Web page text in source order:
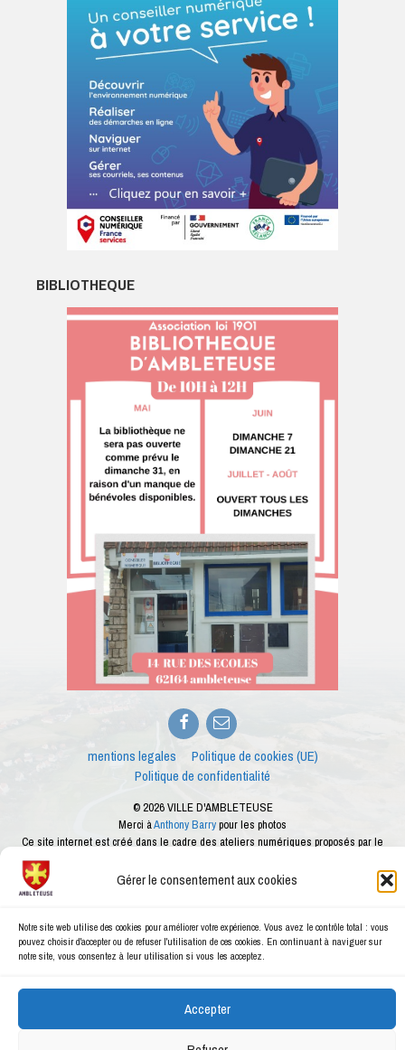
Gérer le consentement aux cookies
Notre site web utilise des cookies pour améliorer votre expérience. Vous avez le contrôle total : vous
pouvez choisir d'accepter ou de refuser l'utilisation de ces cookies. En continuant à naviguer sur
notre site, vous consentez à leur utilisation si vous les acceptez.
Accepter
BIBLIOTHEQUE
Facebook
E-
mail
mentions legales
Politique de cookies (UE)
Politique de confidentialité
© 2026 VILLE D'AMBLETEUSE
Merci àAnthony Barrypour les photos
Ce site internet est créé dans le cadre des ateliers numériques proposés par le